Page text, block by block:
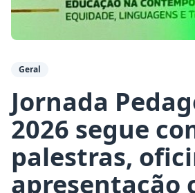
Geral
Jornada
2026 segue
palestras,
apresentação